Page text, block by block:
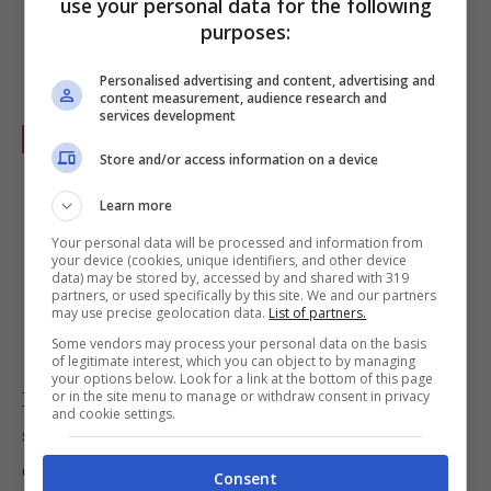
sciogliere bene il composto di burro e farina
noce moscata, fate cuocere mescolando fino
a quando la salsa raggiungerà l’ebollizione e
sarà diventata densa. Nel caso in cui si
fossero formati dei grumi potete passare la
besciamella senza latte al setaccio.
L’idea in più: se non usate subito la besciamella
senza latte passate sopra la superficie un pezzetto
di burro o margarina per evitare la formazione
purposes:
Personalised advertising and content, advertising and
content measurement, audience research and
services development
Store and/or access information on a device
Learn more
Your personal data will be processed and information from
your device (cookies, unique identifiers, and other device
data) may be stored by, accessed by and shared with 319
partners, or used specifically by this site. We and our partners
may use precise geolocation data. List of partners.
Some vendors may process your personal data on the basis
of legitimate interest, which you can object to by managing
your options below. Look for a link at the bottom of this page
or in the site menu to manage or withdraw consent in privacy
and cookie settings.
Consent